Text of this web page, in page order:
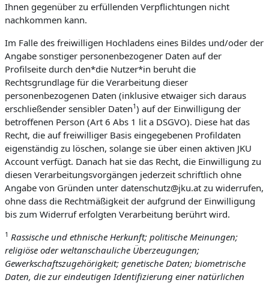
Ihnen gegenüber zu erfüllenden Verpflichtungen nicht
nachkommen kann.
Im Falle des freiwilligen Hochladens eines Bildes und/oder der
Angabe sonstiger personenbezogener Daten auf der
Profilseite durch den*die Nutzer*in beruht die
Rechtsgrundlage für die Verarbeitung dieser
personenbezogenen Daten (inklusive etwaiger sich daraus
erschließender sensibler Daten1) auf der Einwilligung der
betroffenen Person (Art 6 Abs 1 lit a DSGVO). Diese hat das
Recht, die auf freiwilliger Basis eingegebenen Profildaten
eigenständig zu löschen, solange sie über einen aktiven JKU
Account verfügt. Danach hat sie das Recht, die Einwilligung zu
diesen Verarbeitungsvorgängen jederzeit schriftlich ohne
Angabe von Gründen unter datenschutz@jku.at zu widerrufen,
ohne dass die Rechtmäßigkeit der aufgrund der Einwilligung
bis zum Widerruf erfolgten Verarbeitung berührt wird.
1 Rassische und ethnische Herkunft; politische Meinungen;
religiöse oder weltanschauliche Überzeugungen;
Gewerkschaftszugehörigkeit; genetische Daten; biometrische
Daten, die zur eindeutigen Identifizierung einer natürlichen